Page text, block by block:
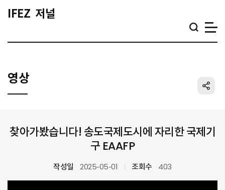
IFEZ 저널
영상
찾아가봤습니다! 송도국제도시에 자리한 국제기
구 EAAFP
작성일 2025-05-01 조회수 403